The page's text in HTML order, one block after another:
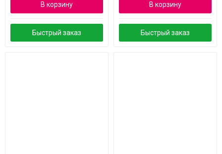
В корзину
Быстрый заказ
В корзину
Быстрый заказ